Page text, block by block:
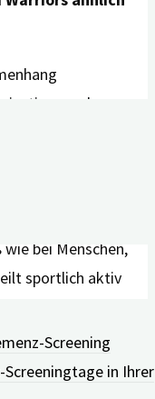
Screening
Screeningtage in Ihrer
Bewegung
hatten ein
zu
bewegten. Der
bei Menschen,
sportlich aktiv
dieser
mit langen